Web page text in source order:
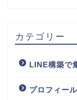
カテゴリー
LINE構築で
プロフィール